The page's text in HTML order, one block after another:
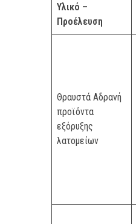
Υλικό –
Προέλευση
Θραυστά Αδρανή
προϊόντα
εξόρυξης
λατομείων